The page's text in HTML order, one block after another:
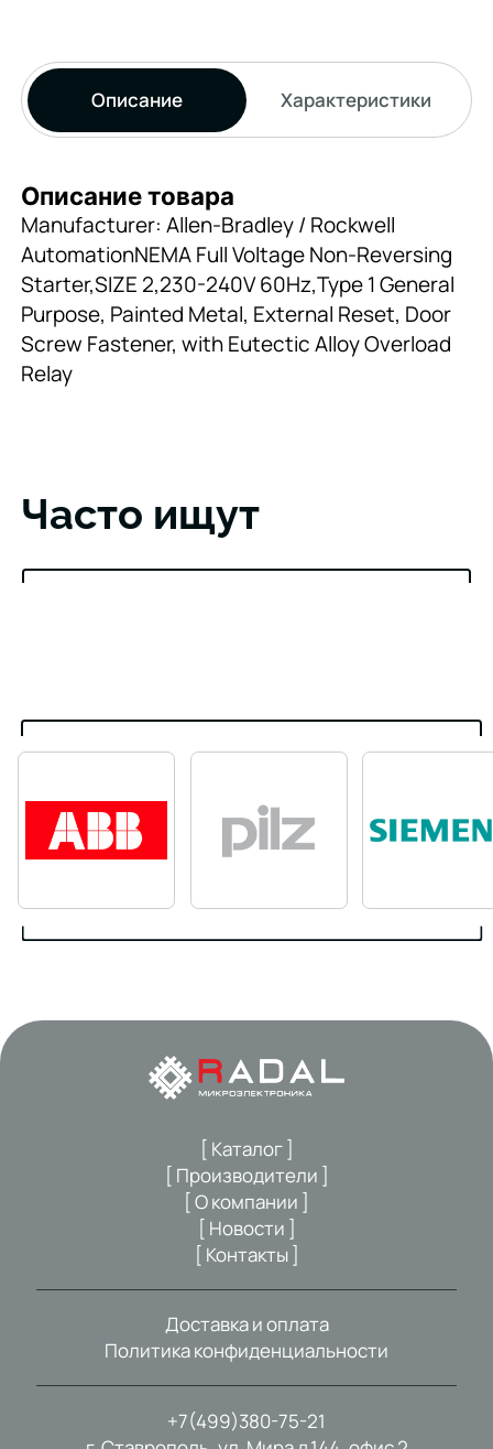
Описание Характеристики
Описание товара
Manufacturer: Allen-Bradley / Rockwell
AutomationNEMA Full Voltage Non-Reversing
Starter,SIZE 2,230-240V 60Hz,Type 1 General
Purpose, Painted Metal, External Reset, Door
Screw Fastener, with Eutectic Alloy Overload
Relay
Часто ищут
+7(499)380-75-21
[ Каталог ]
[ Производители ]
[ О компании ]
[ Новости ]
[ Контакты ]
Доставка и оплата
Политика конфиденциальности